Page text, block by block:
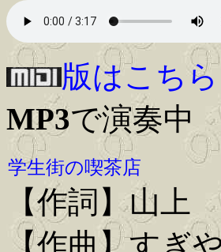
版はこちら
MP3で演奏中
学生街の喫茶店
【作詞】山上
【作曲】すぎ